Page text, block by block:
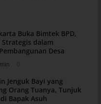
Buka Bimtek BPD,
dalam
Desa
Jenguk Bayi yang
Orang Tuanya, Tunjuk
Bapak Asuh